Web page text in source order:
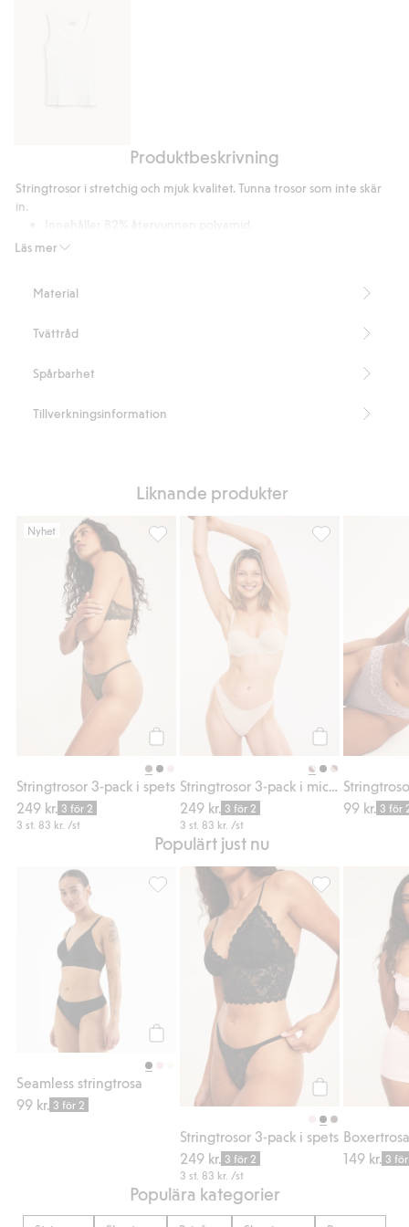
Produktbeskrivning
Läs mer
Stringtrosor i stretchig och mjuk kvalitet. Tunna trosor som inte skär
in.
Artikelnummer
Material
Tvättråd
Spårbarhet
Tillverkningsinformation
Liknande produkter
Nyhet
Stringtrosor 3-pack i spets
249 kr. 3 för 2
3 st. 83 kr. /st
Stringtrosor 3-pack i spets, Lägg till i
249 kr. 3 för 2
3 st.83 kr. /st
99 kr. 3 för
Populärt just nu
Seamless stringtrosa
99 kr. 3 för 2
Seamless stringtrosa, Lägg till i favoriter
Stringtrosor 3-pack i spets
249 kr. 3 för 2
3 st.83 kr. /st
Stringtrosor 3-
149 kr. 3
Populära kategorier